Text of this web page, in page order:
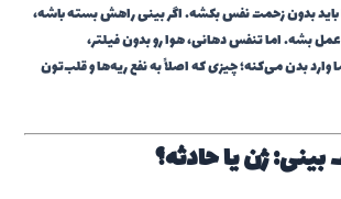
بدون زحمت نفس بکشه. اگر بینی راهش بسته باشه،
بشه. اما تنفس دهانی، هوا رو بدون فیلتر،
بدن می‌کنه؛ چیزی که اصلاً به نفع ریه‌ها و قلب‌تون
بینی: ژن یا حادثه؟